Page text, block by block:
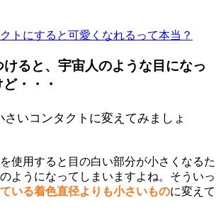
トにすると可愛くなれるって本当？
ると、宇宙人のような目になっ
・・・
さいコンタクトに変えてみましょ
使用すると目の白い部分が小さくなるた
ようになってしまいますよね。そういっ
いる着色直径よりも小さいものに変えて